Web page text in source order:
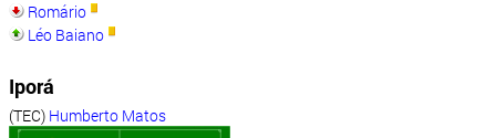
Romário
Léo Baiano
Iporá
(TEC) Humberto Matos